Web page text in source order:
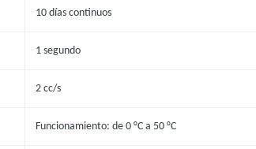
10 días continuos
1 segundo
2 cc/s
Funcionamiento: de 0 °C a 50 °C